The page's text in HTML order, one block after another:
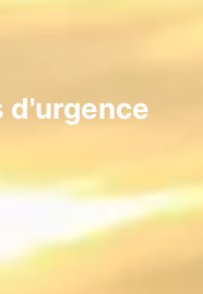
d'urgence